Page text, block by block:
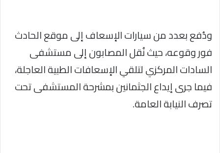
ودُفع بعدد من سيارات الإسعاف إلى موقع الحادث
فور وقوعه، حيث نُقل المصابون إلى مستشفى
السادات المركزي لتلقي الإسعافات الطبية العاجلة،
فيما جرى إيداع الجثمانين بمشرحة المستشفى تحت
تصرف النيابة العامة.